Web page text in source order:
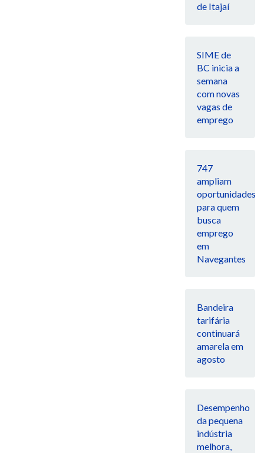
de Itajaí
SIME de
BC inicia a
semana
com novas
vagas de
emprego
747
ampliam
oportunidades
para quem
busca
emprego
em
Navegantes
Bandeira
tarifária
continuará
amarela em
agosto
Desempenho
da pequena
indústria
melhora,